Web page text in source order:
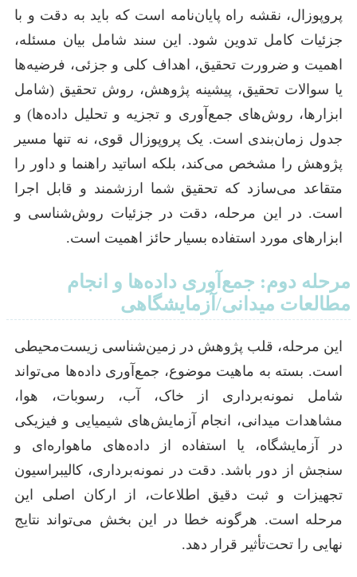
پروپوزال، نقشه راه پایان‌نامه است که باید به دقت و با
جزئیات کامل تدوین شود. این سند شامل بیان مسئله،
اهمیت و ضرورت تحقیق، اهداف کلی و جزئی، فرضیه‌ها
یا سوالات تحقیق، پیشینه پژوهش، روش تحقیق (شامل
ابزارها، روش‌های جمع‌آوری و تجزیه و تحلیل داده‌ها) و
جدول زمان‌بندی است. یک پروپوزال قوی، نه تنها مسیر
پژوهش را مشخص می‌کند، بلکه اساتید راهنما و داور را
متقاعد می‌سازد که تحقیق شما ارزشمند و قابل اجرا
است. در این مرحله، دقت در جزئیات روش‌شناسی و
ابزارهای مورد استفاده بسیار حائز اهمیت است.
مرحله دوم: جمع‌آوری داده‌ها و انجام
مطالعات میدانی/آزمایشگاهی
این مرحله، قلب پژوهش در زمین‌شناسی زیست‌محیطی
است. بسته به ماهیت موضوع، جمع‌آوری داده‌ها می‌تواند
شامل نمونه‌برداری از خاک، آب، رسوبات، هوا،
مشاهدات میدانی، انجام آزمایش‌های شیمیایی و فیزیکی
در آزمایشگاه، یا استفاده از داده‌های ماهواره‌ای و
سنجش از دور باشد. دقت در نمونه‌برداری، کالیبراسیون
تجهیزات و ثبت دقیق اطلاعات، از ارکان اصلی این
مرحله است. هرگونه خطا در این بخش می‌تواند نتایج
نهایی را تحت‌تأثیر قرار دهد.